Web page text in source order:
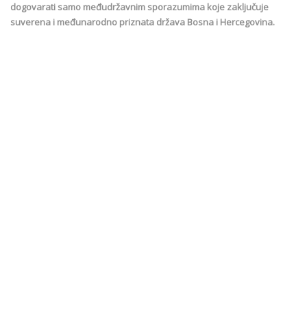
dogovarati samo međudržavnim sporazumima koje zaključuje
suverena i međunarodno priznata država Bosna i Hercegovina.